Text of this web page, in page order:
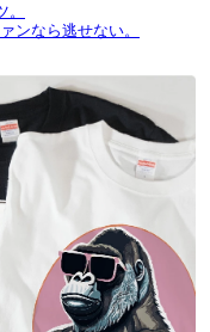
ンなら逃せない。